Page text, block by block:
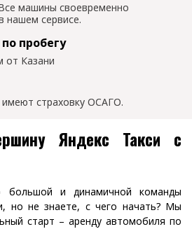
машины своевременно
нашем сервисе.
пробегу
от Казани
страховку ОСАГО.
Яндекс Такси с
большой и динамичной команды
но не знаете, с чего начать? Мы
старт – аренду автомобиля по